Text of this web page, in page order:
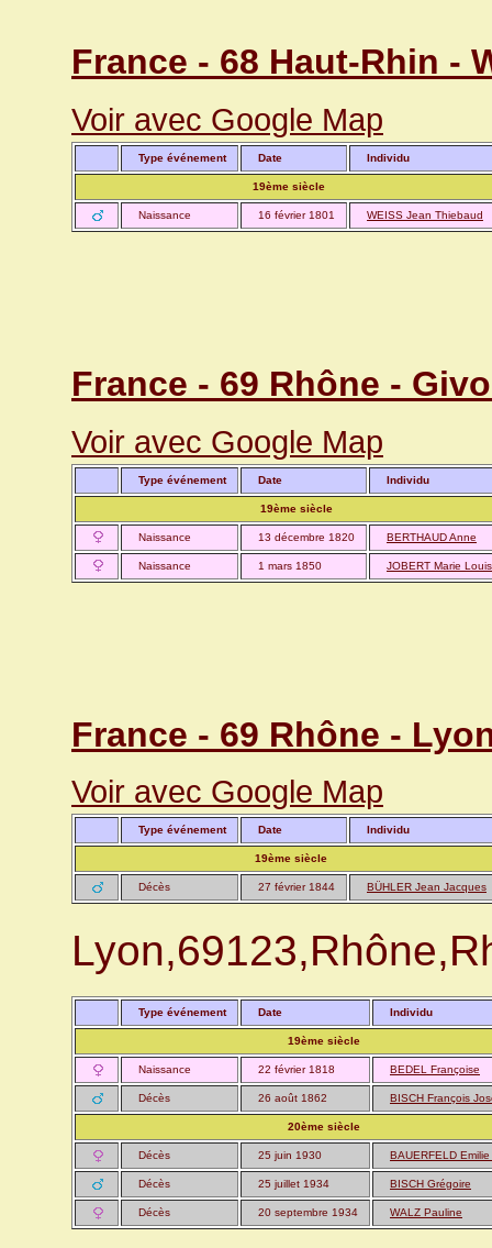
France - 68 Haut-Rhin -
Voir avec Google Map
Type événement Date Individu
19ème siècle
Naissance 16 février 1801 WEISS Jean Thiebaud
France - 69 Rhône -
Voir avec Google Map
Type événement Date Individu
19ème siècle
Naissance 13 décembre 1820 BERTHAUD Anne
Naissance 1 mars 1850 JOBERT Marie
France - 69 Rhône -
Voir avec Google Map
Type événement Date Individu
19ème siècle
Décès 27 février 1844 BÜHLER Jean Jacques
Type événement Date Individu
19ème siècle
Naissance 22 février 1818 BEDEL Françoise
Décès 26 août 1862 BISCH François
20ème siècle
Décès 25 juin 1930 BAUERFELD Emilie
Décès 25 juillet 1934 BISCH Grégoire
Décès 20 septembre 1934 WALZ Pauline